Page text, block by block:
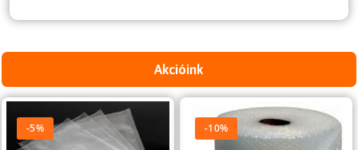
Akcióink
-5% -10%